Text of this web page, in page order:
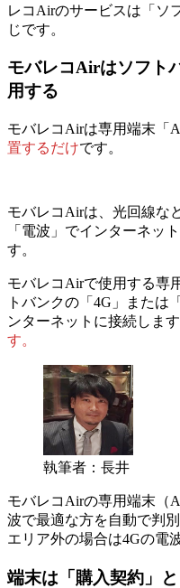
レコAirのサービスは「ソ
じです。
モバレコAirはソフト
用する
モバレコAirは専用端末「
置するだけです。
モバレコAirは、光回線な
「電波」でインターネッ
す。
モバレコAirで使用する専
トバンクの「4G」または
ンターネットに接続します
す。
執筆者：長井
モバレコAirの専用端末（
波で最適な方を自動で判
エリア外の場合は4Gの電
端末は「購入契約」